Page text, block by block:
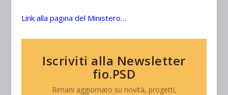
Link alla pagina del Ministero…
Iscriviti alla Newsletter
fio.PSD
Rimani aggiornato su novità, progetti,